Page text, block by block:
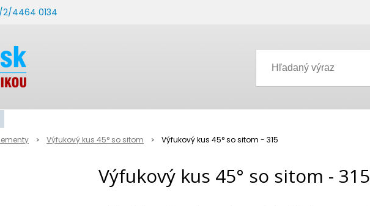
2/4464 0134
Výfukový kus 45° so sitom Výfukový kus 45° so sitom - 315
Výfukový kus 45° so sitom - 315